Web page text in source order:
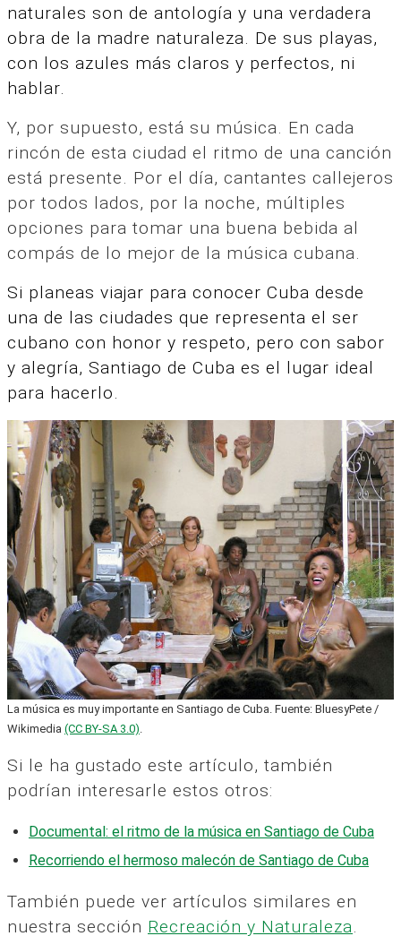
naturales son de antología y una verdadera
obra de la madre naturaleza. De sus playas,
con los azules más claros y perfectos, ni
hablar.
Y, por supuesto, está su música. En cada
rincón de esta ciudad el ritmo de una canción
está presente. Por el día, cantantes callejeros
por todos lados, por la noche, múltiples
opciones para tomar una buena bebida al
compás de lo mejor de la música cubana.
Si planeas viajar para conocer Cuba desde
una de las ciudades que representa el ser
cubano con honor y respeto, pero con sabor
y alegría, Santiago de Cuba es el lugar ideal
para hacerlo.
La música es muy importante en Santiago de Cuba. Fuente: BluesyPete /
Wikimedia (CC BY-SA 3.0).
Si le ha gustado este artículo, también
podrían interesarle estos otros:
Documental: el ritmo de la música en Santiago de Cuba
Recorriendo el hermoso malecón de Santiago de Cuba
También puede ver artículos similares en
nuestra sección Recreación y Naturaleza.